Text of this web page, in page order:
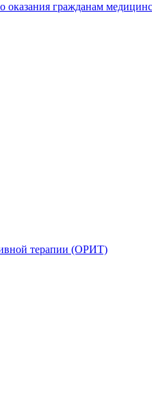
гражданам
терапии (ОРИТ)